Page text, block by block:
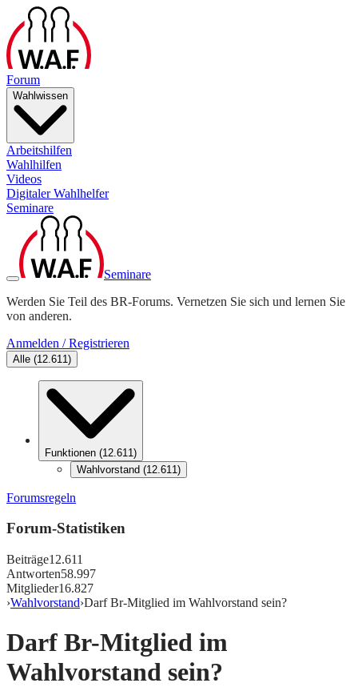
Forum
Wahlwissen
Arbeitshilfen
Wahlhilfen
Videos
Digitaler Wahlhelfer
Seminare
Seminare
Werden Sie Teil des BR-Forums. Vernetzen Sie sich und lernen Sie
von anderen.
Anmelden / Registrieren
Alle (12.611)
Funktionen (12.611)
Wahlvorstand (12.611)
Forumsregeln
Forum-Statistiken
Beiträge12.611
Antworten58.997
Mitglieder16.827
›Wahlvorstand›Darf Br-Mitglied im Wahlvorstand sein?
Darf Br-Mitglied im
Wahlvorstand sein?